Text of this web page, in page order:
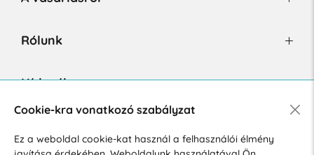
Rólunk
Hírlevél
Hozzájárulok a személyes adatok marketing célú kezeléséhez.
Cookie-kra vonatkozó szabályzat
Ez a weboldal cookie-kat használ a felhasználói élmény